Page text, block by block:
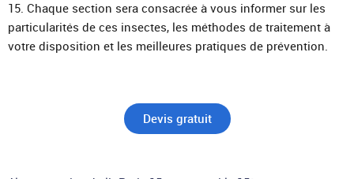
15. Chaque section sera consacrée à vous informer sur les
particularités de ces insectes, les méthodes de traitement à
votre disposition et les meilleures pratiques de prévention.
Devis gratuit